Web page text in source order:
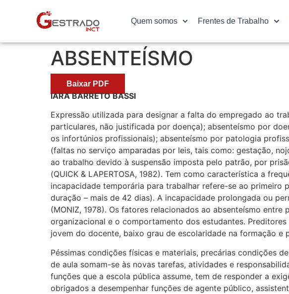
Quem somos Frentes de Trabalho
ABSENTEÍSMO
Baixar PDF
IARA BARRETO BASSI
Expressão utilizada para designar a falta do empregado ao
particulares, não justificada por doença); absenteísmo por
os infortúnios profissionais); absenteísmo por patologia
(faltas no serviço amparadas por leis, tais como: gestação,
ao trabalho devido à suspensão imposta pelo patrão, por
(QUICK & LAPERTOSA, 1982). Tem como característica a
incapacidade temporária para trabalhar refere-se ao primeiro
duração – mais de 42 dias). A incapacidade prolongada ou
(MONIZ, 1978). Os fatores relacionados ao absenteísmo
organizacional e o comportamento dos estudantes.
jovem do docente, baixo grau de escolaridade na formação e
Péssimas condições físicas e materiais, precárias condições
de aula somam-se às novas tarefas, atividades e
funções que a escola pública assume, tem de responder a
obrigados a desempenhar funções de agente público,